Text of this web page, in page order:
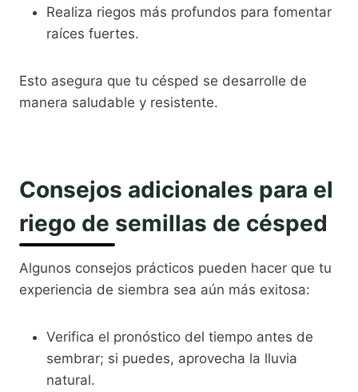
Realiza riegos más profundos para fomentar
raíces fuertes.
Esto asegura que tu césped se desarrolle de
manera saludable y resistente.
Consejos adicionales para el
riego de semillas de césped
Algunos consejos prácticos pueden hacer que tu
experiencia de siembra sea aún más exitosa:
Verifica el pronóstico del tiempo antes de
sembrar; si puedes, aprovecha la lluvia
natural.